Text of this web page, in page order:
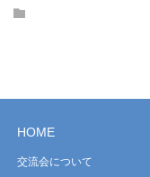
HOME
交流会について